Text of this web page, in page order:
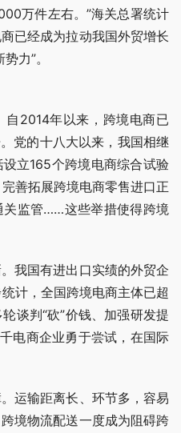
万件左右。”海关总署统计
已经成为拉动我国外贸增长
力”。
2014年以来，跨境电商已
党的十八大以来，我国相继
立165个跨境电商综合试验
善拓展跨境电商零售进口正
关监管……这些举措使得跨境
我国有进出口实绩的外贸企
计，全国跨境电商主体已超
谈判“砍”价钱、加强研发提
电商企业勇于尝试，在国际
运输距离长、环节多，容易
境物流配送一度成为阻碍跨